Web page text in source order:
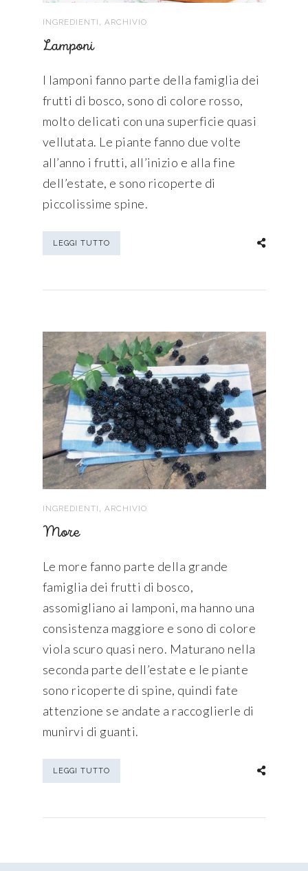
INGREDIENTI ARCHIVIO
Lamponi
I lamponi fanno parte della famiglia dei
frutti di bosco, sono di colore rosso,
molto delicati con una superficie quasi
vellutata. Le piante fanno due volte
all’anno i frutti, all’inizio e alla fine
dell’estate, e sono ricoperte di
piccolissime spine.
LEGGI TUTTO
INGREDIENTI ARCHIVIO
More
Le more fanno parte della grande
famiglia dei frutti di bosco,
assomigliano ai lamponi, ma hanno una
consistenza maggiore e sono di colore
viola scuro quasi nero. Maturano nella
seconda parte dell’estate e le piante
sono ricoperte di spine, quindi fate
attenzione se andate a raccoglierle di
munirvi di guanti.
LEGGI TUTTO